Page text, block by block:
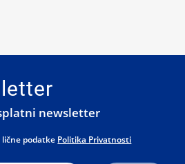
newsletter
lične podatke Politika Privatnosti